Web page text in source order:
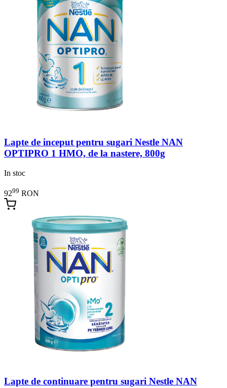
Lapte de inceput pentru sugari Nestle NAN
OPTIPRO 1 HMO, de la nastere, 800g
In stoc
9299 RON
Lapte de continuare pentru sugari Nestle NAN